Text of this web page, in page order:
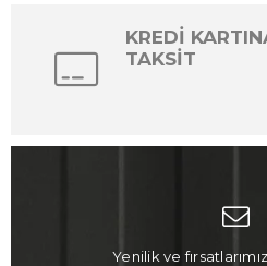
KREDİ
TAKSİT
Yenilik ve